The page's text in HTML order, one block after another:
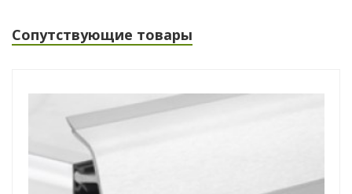
Сопутствующие товары